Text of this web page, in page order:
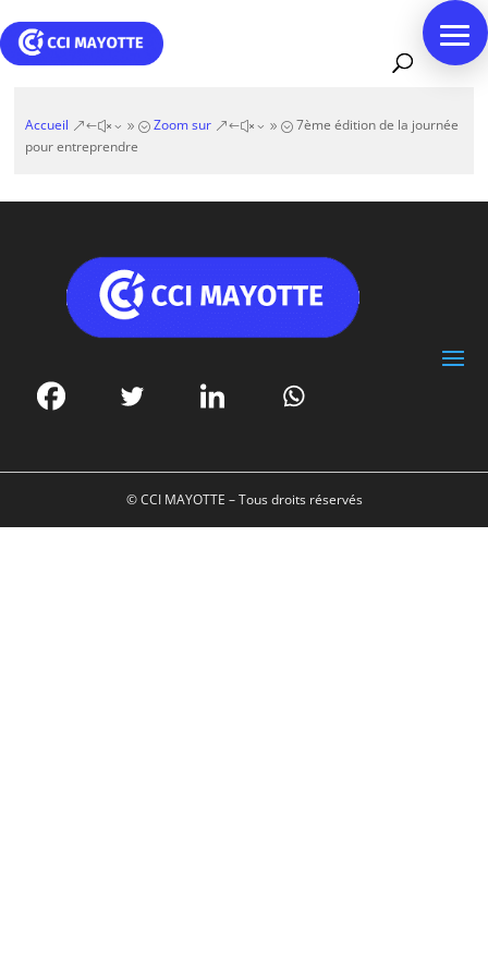
Accueil &#x39; Zoom sur &#x39; 7ème édition de la journée
pour entreprendre
© CCI MAYOTTE – Tous droits réservés